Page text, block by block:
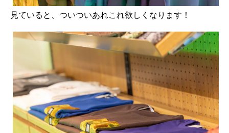
見ていると、ついついあれこれ欲しくなります！